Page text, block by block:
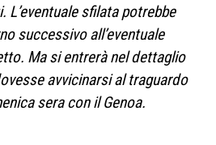
L’eventuale sfilata potrebbe
successivo all’eventuale
Ma si entrerà nel dettaglio
avvicinarsi al traguardo
sera con il Genoa.